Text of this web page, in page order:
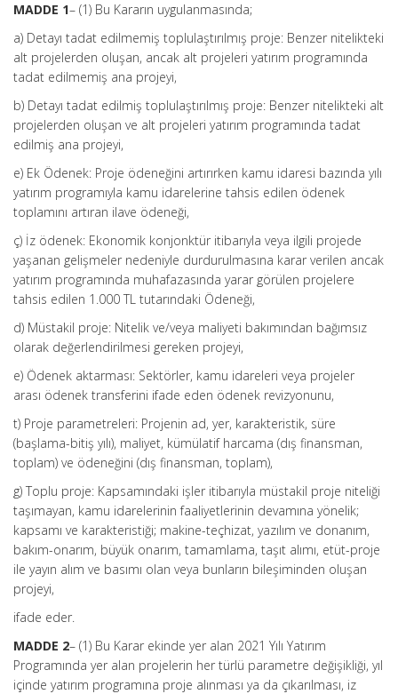
MADDE 1– (1) Bu Kararın uygulanmasında;
a) Detayı tadat edilmemiş toplulaştırılmış proje: Benzer nitelikteki
alt projelerden oluşan, ancak alt projeleri yatırım programında
tadat edilmemiş ana projeyi,
b) Detayı tadat edilmiş toplulaştırılmış proje: Benzer nitelikteki alt
projelerden oluşan ve alt projeleri yatırım programında tadat
edilmiş ana projeyi,
e) Ek Ödenek: Proje ödeneğini artırırken kamu idaresi bazında yılı
yatırım programıyla kamu idarelerine tahsis edilen ödenek
toplamını artıran ilave ödeneği,
ç) İz ödenek: Ekonomik konjonktür itibarıyla veya ilgili projede
yaşanan gelişmeler nedeniyle durdurulmasına karar verilen ancak
yatırım programında muhafazasında yarar görülen projelere
tahsis edilen 1.000 TL tutarındaki Ödeneği,
d) Müstakil proje: Nitelik ve/veya maliyeti bakımından bağımsız
olarak değerlendirilmesi gereken projeyi,
e) Ödenek aktarması: Sektörler, kamu idareleri veya projeler
arası ödenek transferini ifade eden ödenek revizyonunu,
t) Proje parametreleri: Projenin ad, yer, karakteristik, süre
(başlama-bitiş yılı), maliyet, kümülatif harcama (dış finansman,
toplam) ve ödeneğini (dış finansman, toplam),
g) Toplu proje: Kapsamındaki işler itibarıyla müstakil proje niteliği
taşımayan, kamu idarelerinin faaliyetlerinin devamına yönelik;
kapsamı ve karakteristiği; makine-teçhizat, yazılım ve donanım,
bakım-onarım, büyük onarım, tamamlama, taşıt alımı, etüt-proje
ile yayın alım ve basımı olan veya bunların bileşiminden oluşan
projeyi,
ifade eder.
MADDE 2– (1) Bu Karar ekinde yer alan 2021 Yılı Yatırım
Programında yer alan projelerin her türlü parametre değişikliği, yıl
içinde yatırım programına proje alınması ya da çıkarılması, iz